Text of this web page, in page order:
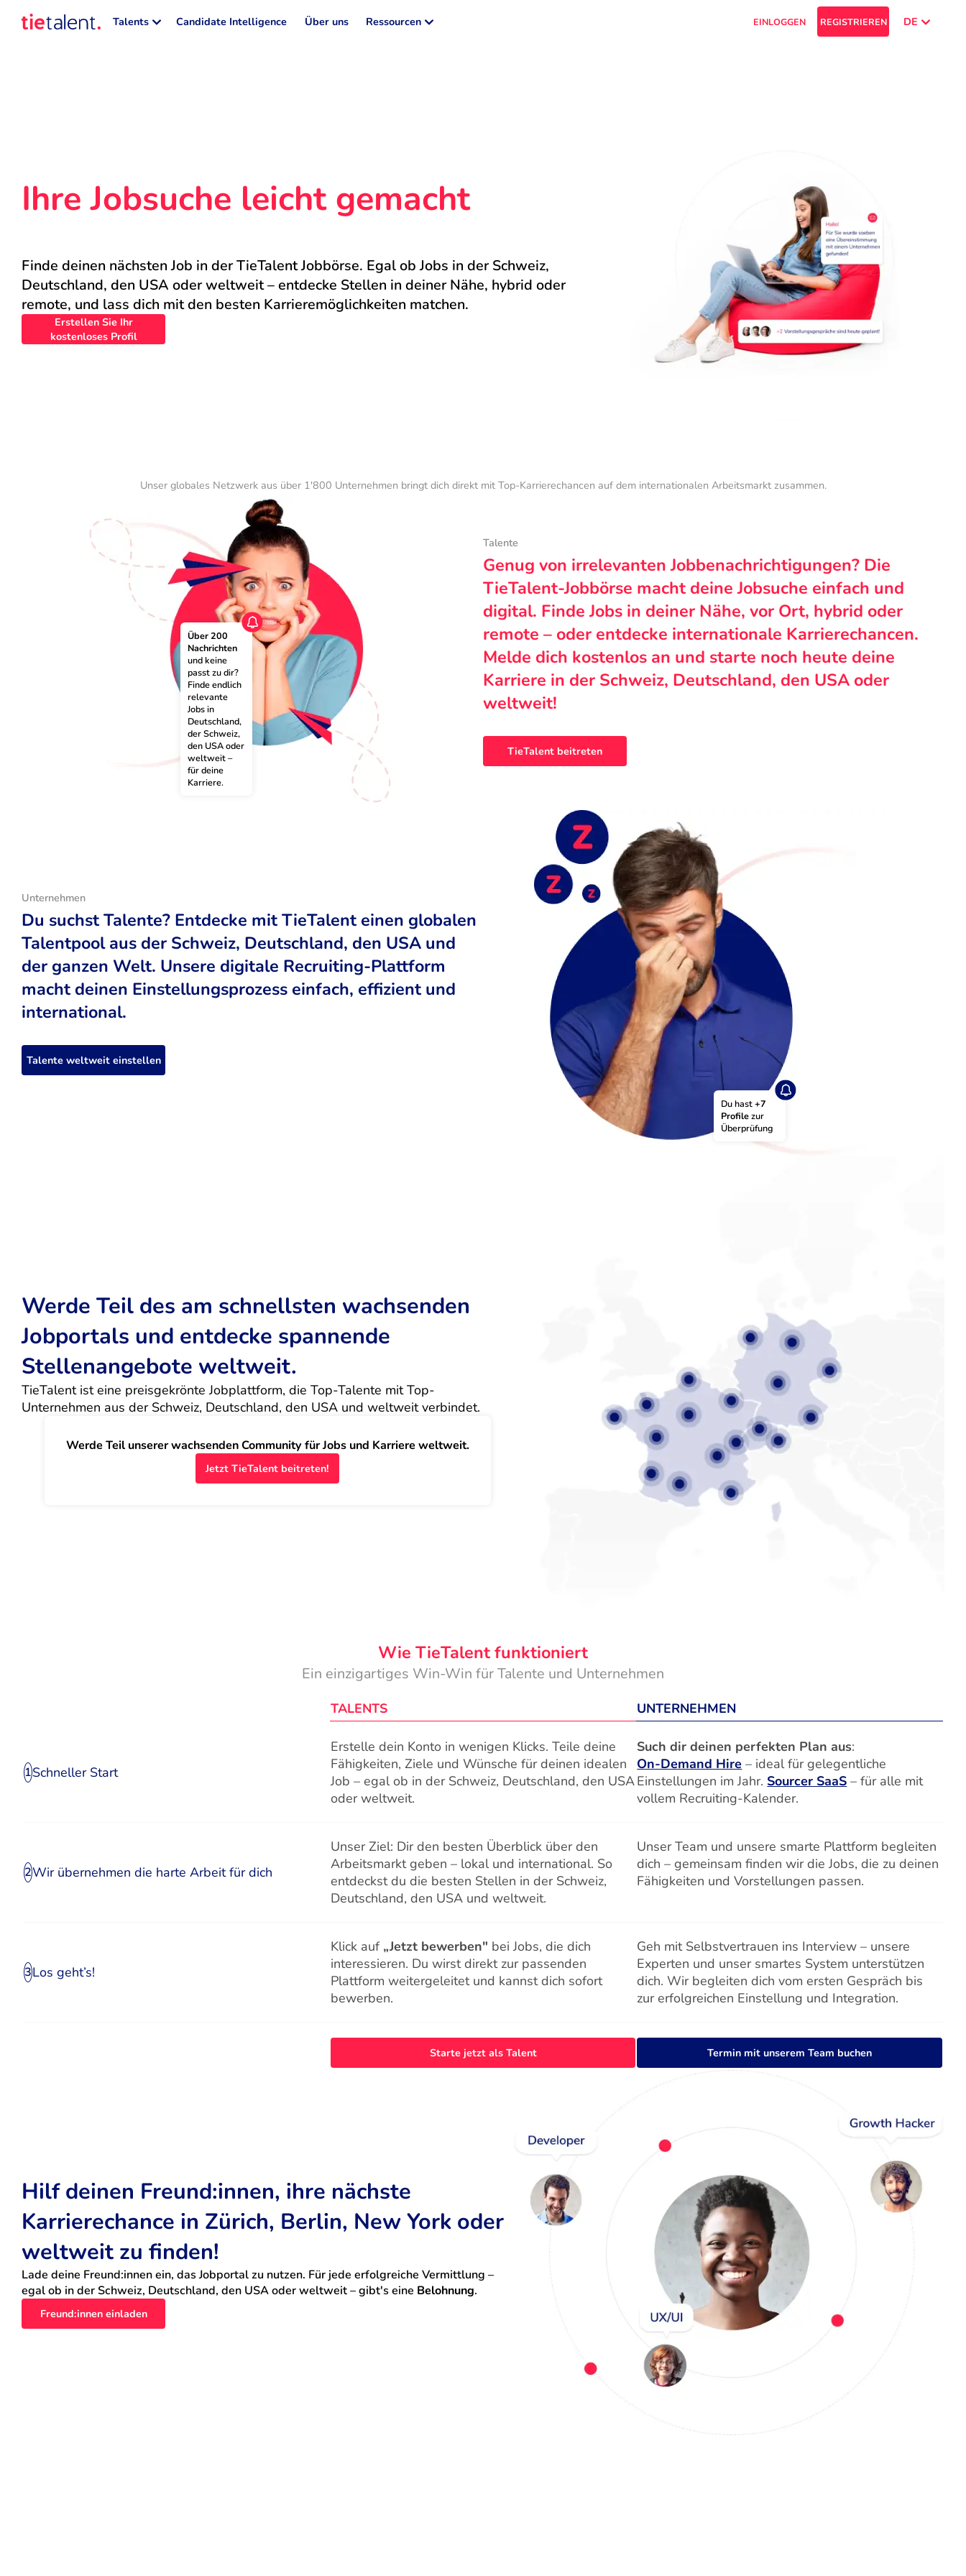
Talents Candidate Intelligence Über uns Ressourcen EINLOGGEN REGISTRIEREN DE
Ihre Jobsuche leicht gemacht
Finde deinen nächsten Job in der TieTalent Jobbörse. Egal ob Jobs in der Schweiz,
Deutschland, den USA oder weltweit – entdecke Stellen in deiner Nähe, hybrid oder
remote, und lass dich mit den besten Karrieremöglichkeiten matchen.
Erstellen Sie Ihr
kostenloses Profil
Unser globales Netzwerk aus über 1'800 Unternehmen bringt dich direkt mit Top-Karrierechancen auf dem internationalen Arbeitsmarkt zusammen.
Über 200
Nachrichten
und keine
passt zu dir?
Finde endlich
relevante
Jobs in
Deutschland,
der Schweiz,
den USA oder
weltweit –
für deine
Karriere.
Talente
Genug von irrelevanten Jobbenachrichtigungen? Die
TieTalent-Jobbörse macht deine Jobsuche einfach und
digital. Finde Jobs in deiner Nähe, vor Ort, hybrid oder
remote – oder entdecke internationale Karrierechancen.
Melde dich kostenlos an und starte noch heute deine
Karriere in der Schweiz, Deutschland, den USA oder
weltweit!
TieTalent beitreten
Du hast +7
Profile zur
Überprüfung
Unternehmen
Du suchst Talente? Entdecke mit TieTalent einen globalen
Talentpool aus der Schweiz, Deutschland, den USA und
der ganzen Welt. Unsere digitale Recruiting-Plattform
macht deinen Einstellungsprozess einfach, effizient und
international.
Talente weltweit einstellen
Werde Teil des am schnellsten wachsenden
Jobportals und entdecke spannende
Stellenangebote weltweit.
TieTalent ist eine preisgekrönte Jobplattform, die Top-Talente mit Top-
Unternehmen aus der Schweiz, Deutschland, den USA und weltweit verbindet.
Werde Teil unserer wachsenden Community für Jobs und Karriere weltweit.
Jetzt TieTalent beitreten!
Wie TieTalent funktioniert
Ein einzigartiges Win-Win für Talente und Unternehmen
TALENTS UNTERNEHMEN
1Schneller Start
Erstelle dein Konto in wenigen Klicks. Teile deine
Fähigkeiten, Ziele und Wünsche für deinen idealen
Job – egal ob in der Schweiz, Deutschland, den USA
oder weltweit.
Such dir deinen perfekten Plan aus:
On-Demand Hire – ideal für gelegentliche
Einstellungen im Jahr. Sourcer SaaS – für alle mit
vollem Recruiting-Kalender.
2Wir übernehmen die harte Arbeit für dich
Unser Ziel: Dir den besten Überblick über den
Arbeitsmarkt geben – lokal und international. So
entdeckst du die besten Stellen in der Schweiz,
Deutschland, den USA und weltweit.
Unser Team und unsere smarte Plattform begleiten
dich – gemeinsam finden wir die Jobs, die zu deinen
Fähigkeiten und Vorstellungen passen.
3Los geht’s!
Klick auf „Jetzt bewerben" bei Jobs, die dich
interessieren. Du wirst direkt zur passenden
Plattform weitergeleitet und kannst dich sofort
bewerben.
Geh mit Selbstvertrauen ins Interview – unsere
Experten und unser smartes System unterstützen
dich. Wir begleiten dich vom ersten Gespräch bis
zur erfolgreichen Einstellung und Integration.
Starte jetzt als Talent Termin mit unserem Team buchen
Hilf deinen Freund:innen, ihre nächste
Karrierechance in Zürich, Berlin, New York oder
weltweit zu finden!
Lade deine Freund:innen ein, das Jobportal zu nutzen. Für jede erfolgreiche Vermittlung –
egal ob in der Schweiz, Deutschland, den USA oder weltweit – gibt's eine Belohnung.
Freund:innen einladen